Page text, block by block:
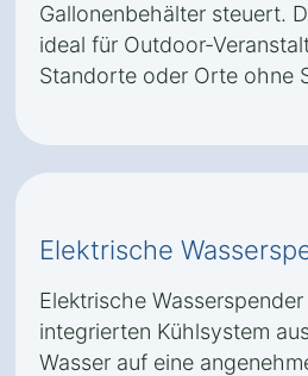
Gallonenbehälter steuert.
ideal für Outdoor-
Standorte oder Orte ohne
Elektrische
Elektrische
integrierten Kühlsystem
Wasser auf eine